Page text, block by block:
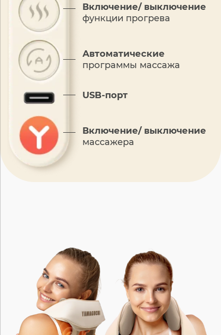
Включение/ выключение
функции прогрева
Автоматические
программы массажа
USB-порт
Включение/ выключение
массажера